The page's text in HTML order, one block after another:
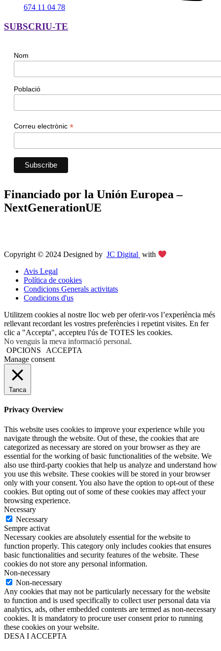
674 11 04 78
SUBSCRIU-TE
Nom
Població
Correu electrònic *
Financiado por la Unión Europea –
NextGenerationUE
Copyright © 2024 Designed by JC Digital with
Avis Legal
Política de cookies
Condicions Generals activitats
Condicions d'us
Utilitzem cookies al nostre lloc web per oferir-vos l’experiència més
rellevant recordant les vostres preferències i repetint visites. En fer
clic a "Accepta", accepteu l'ús de TOTES les cookies.
No venguis la meva informació personal.
OPCIONS
ACCEPTA
Manage consent
Tanca
Privacy Overview
This website uses cookies to improve your experience while you
navigate through the website. Out of these, the cookies that are
categorized as necessary are stored on your browser as they are
essential for the working of basic functionalities of the website. We
also use third-party cookies that help us analyze and understand how
you use this website. These cookies will be stored in your browser
only with your consent. You also have the option to opt-out of these
cookies. But opting out of some of these cookies may affect your
browsing experience.
Necessary
Necessary
Sempre activat
Necessary cookies are absolutely essential for the website to
function properly. This category only includes cookies that ensures
basic functionalities and security features of the website. These
cookies do not store any personal information.
Non-necessary
Non-necessary
Any cookies that may not be particularly necessary for the website
to function and is used specifically to collect user personal data via
analytics, ads, other embedded contents are termed as non-necessary
cookies. It is mandatory to procure user consent prior to running
these cookies on your website.
DESA I ACCEPTA